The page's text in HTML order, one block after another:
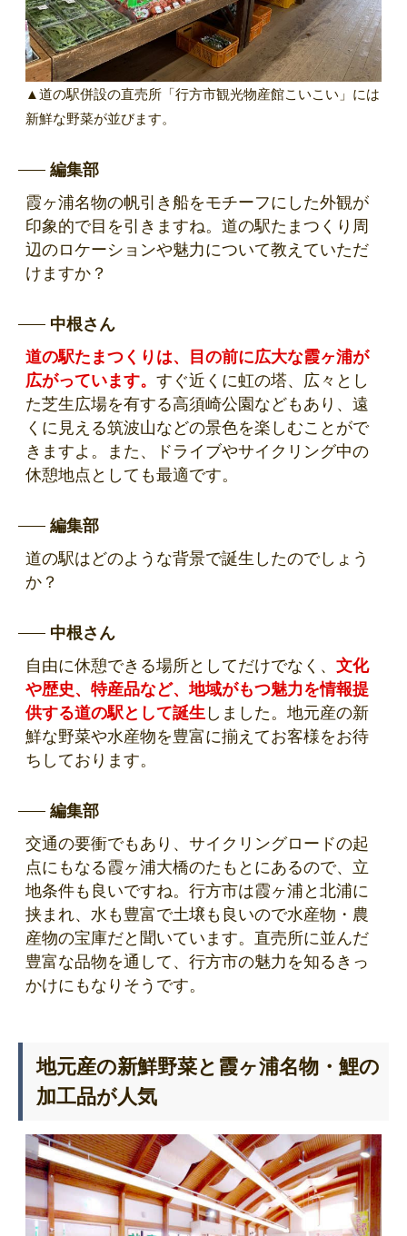
▲道の駅併設の直売所「行方市観光物産館こいこい」には
新鮮な野菜が並びます。
編集部
霞ヶ浦名物の帆引き船をモチーフにした外観が
印象的で目を引きますね。道の駅たまつくり周
辺のロケーションや魅力について教えていただ
けますか？
中根さん
道の駅たまつくりは、目の前に広大な霞ヶ浦が
広がっています。 すぐ近くに虹の塔、広々とし
た芝生広場を有する高須崎公園などもあり、遠
くに見える筑波山などの景色を楽しむことがで
きますよ。また、ドライブやサイクリング中の
休憩地点としても最適です。
編集部
道の駅はどのような背景で誕生したのでしょう
か？
中根さん
自由に休憩できる場所としてだけでなく、 文化
や歴史、特産品など、地域がもつ魅力を情報提
供する道の駅として誕生 しました。地元産の新
鮮な野菜や水産物を豊富に揃えてお客様をお待
ちしております。
編集部
交通の要衝でもあり、サイクリングロードの起
点にもなる霞ヶ浦大橋のたもとにあるので、立
地条件も良いですね。行方市は霞ヶ浦と北浦に
挟まれ、水も豊富で土壌も良いので水産物・農
産物の宝庫だと聞いています。直売所に並んだ
豊富な品物を通して、行方市の魅力を知るきっ
かけにもなりそうです。
地元産の新鮮野菜と霞ヶ浦名物・鯉の
加工品が人気